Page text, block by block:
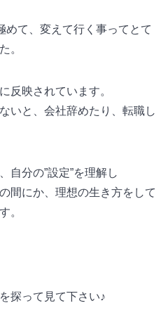
めて、変えて行く事ってとて
。
反映されています。
いと、会社辞めたり、転職し
自分の”設定”を理解し
間にか、理想の生き方をして
。
探って見て下さい♪